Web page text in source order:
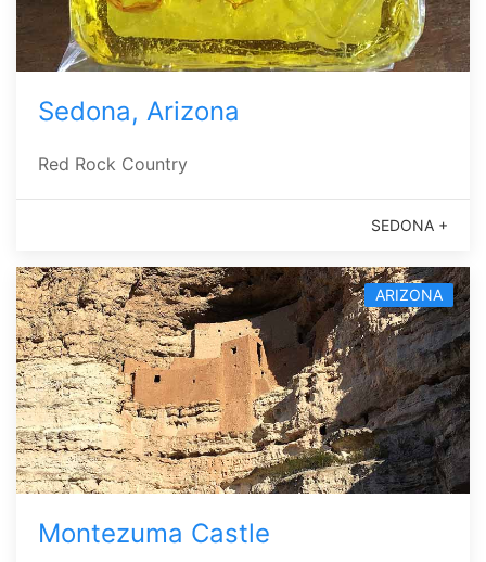
Sedona, Arizona
Red Rock Country
SEDONA +
ARIZONA
Montezuma Castle